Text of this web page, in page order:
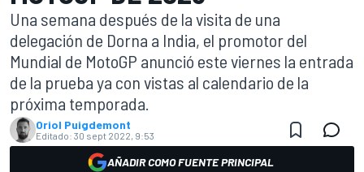
Una semana después de la visita de una
delegación de Dorna a India, el promotor del
Mundial de MotoGP anunció este viernes la entrada
de la prueba ya con vistas al calendario de la
próxima temporada.
Oriol Puigdemont
Editado: 30 sept 2022, 9:53
AÑADIR COMO FUENTE PRINCIPAL